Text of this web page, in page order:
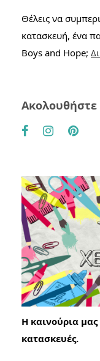
Θέλεις να
κατασκευή, ένα
Boys and Hope;
Ακολουθήστε
Η καινούρια μας
κατασκευές.